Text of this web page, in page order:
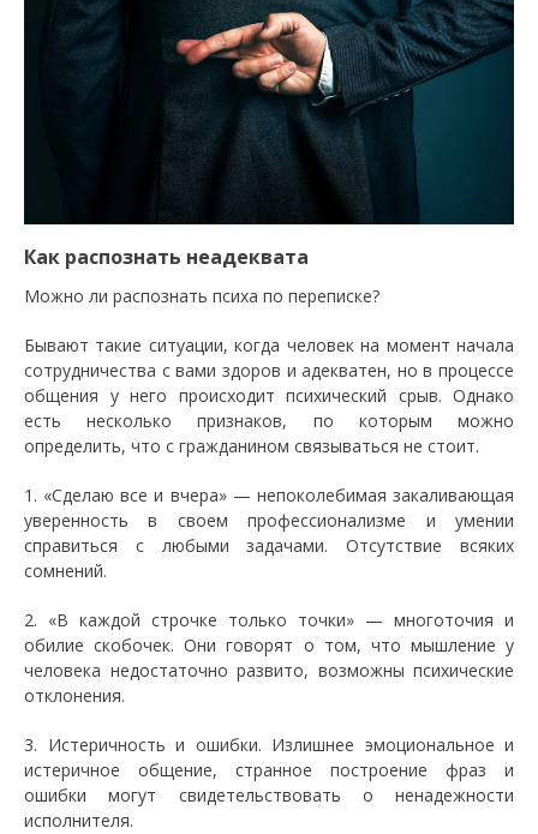
Как распознать неадеквата
Можно ли распознать психа по переписке?
Бывают такие ситуации, когда человек на момент начала
сотрудничества с вами здоров и адекватен, но в процессе
общения у него происходит психический срыв. Однако
есть несколько признаков, по которым можно
определить, что с гражданином связываться не стоит.
1. «Сделаю все и вчера» — непоколебимая закаливающая
уверенность в своем профессионализме и умении
справиться с любыми задачами. Отсутствие всяких
сомнений.
2. «В каждой строчке только точки» — многоточия и
обилие скобочек. Они говорят о том, что мышление у
человека недостаточно развито, возможны психические
отклонения.
3. Истеричность и ошибки. Излишнее эмоциональное и
истеричное общение, странное построение фраз и
ошибки могут свидетельствовать о ненадежности
исполнителя.